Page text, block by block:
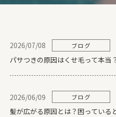
2026/07/08 ブログ
パサつきの原因はくせ毛って本当
2026/06/09 ブログ
髪が広がる原因とは？困っている